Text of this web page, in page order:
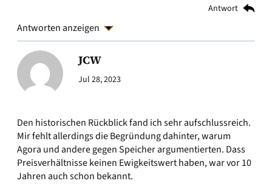
Antwort
Antworten anzeigen
JCW
Jul 28, 2023
Den historischen Rückblick fand ich sehr aufschlussreich.
Mir fehlt allerdings die Begründung dahinter, warum
Agora und andere gegen Speicher argumentierten. Dass
Preisverhältnisse keinen Ewigkeitswert haben, war vor 10
Jahren auch schon bekannt.